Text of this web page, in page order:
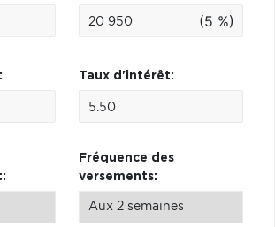
(5 %)
Taux d'intérêt:
Fréquence des
versements: